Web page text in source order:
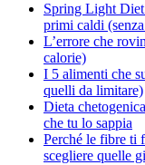
Spring Light
primi caldi
L’errore che
calorie)
I 5 alimenti che
quelli da limitare)
Dieta
che tu lo sappia
Perché le fibre ti
scegliere quelle